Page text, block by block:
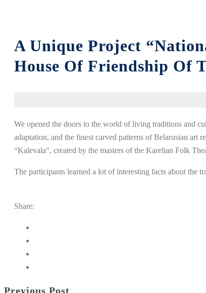
A Unique Project
House Of Friendship Of
We opened the doors to the world ofliving traditions and
adaptation, and the finest carved patterns ofBelarusian art
“Kalevala“, created by the masters of the Karelian Folk
The participants learned a lot ofinteresting facts about the
Share:
Previous Post